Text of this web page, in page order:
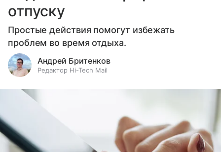
отпуску
Простые действия помогут избежать
проблем во время отдыха.
Андрей Бритенков
Редактор Hi-Tech Mail